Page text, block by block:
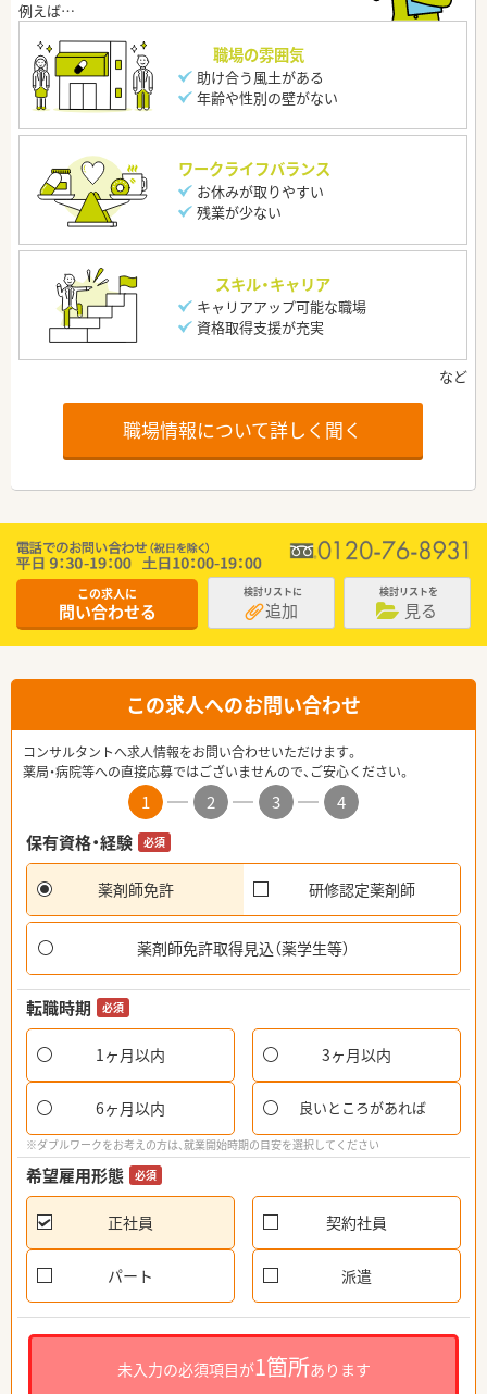
職場の雰囲気
助け合う風土がある
年齢や性別の壁がない
ワークライフバランス
お休みが取りやすい
残業が少ない
スキル・キャリア
キャリアアップ可能な職場
資格取得支援が充実
職場情報について詳しく聞く
この求人に
問い合わせる
検討リストに
追加
検討リストを
見る
この求人へのお問い合わせ
コンサルタントへ求人情報をお問い合わせいただけます。
薬局・病院等への直接応募ではございませんので、ご安心ください。
1 2 3
4
保有資格・経験
必須
薬剤師免許 研修認定薬剤師
薬剤師免許取得見込（薬学生等）
転職時期 必須
1ヶ月以内 3ヶ月以内
6ヶ月以内 良いところがあれば
※ダブルワークをお考えの方は、就業開始時期の目安を選択してください
希望雇用形態 必須
正社員 契約社員
パート 派遣
未入力の必須項目が1箇所あります